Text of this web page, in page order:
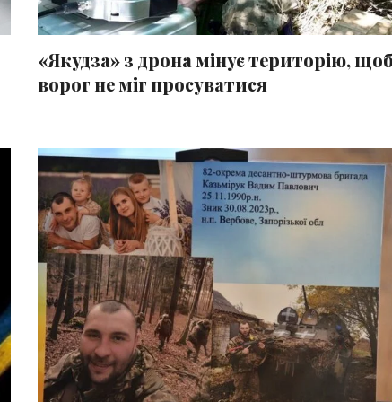
«Якудза» з дрона мінує територію,
ворог не міг просуватися